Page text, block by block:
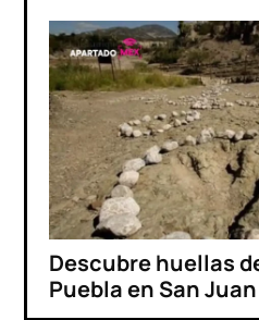
Descubre huellas
Puebla en San Juan